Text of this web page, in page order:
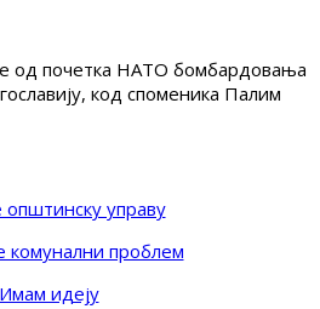
од почетка НАТО бомбардовања
код споменика Палим
општинску управу
комунални проблем
Имам идеју